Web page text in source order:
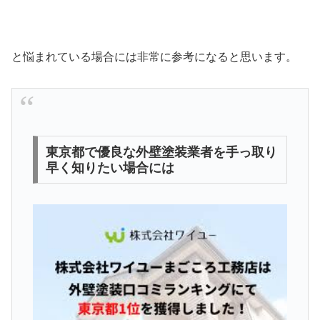
と悩まれている場合には非常に参考になると思います。
東京都で優良な外壁塗装業者を手っ取り
早く知りたい場合には